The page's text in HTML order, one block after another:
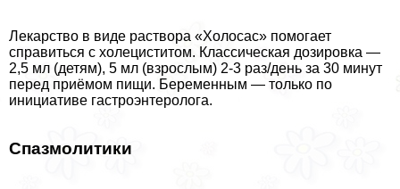
Лекарство в виде раствора «Холосас» помогает
справиться с холециститом. Классическая дозировка —
2,5 мл (детям), 5 мл (взрослым) 2-3 раз/день за 30 минут
перед приёмом пищи. Беременным — только по
инициативе гастроэнтеролога.
Спазмолитики